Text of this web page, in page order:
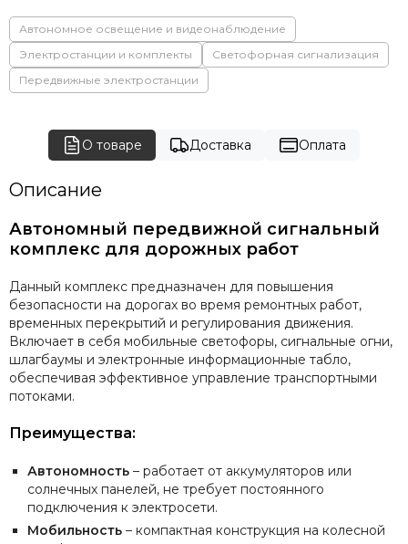
Автономное освещение и видеонаблюдение
Электростанции и комплекты
Светофорная сигнализация
Передвижные электростанции
О товаре Доставка Оплата
Описание
Автономный передвижной сигнальный
комплекс для дорожных работ
Данный комплекс предназначен для повышения
безопасности на дорогах во время ремонтных работ,
временных перекрытий и регулирования движения.
Включает в себя мобильные светофоры, сигнальные огни,
шлагбаумы и электронные информационные табло,
обеспечивая эффективное управление транспортными
потоками.
Преимущества:
Автономность – работает от аккумуляторов или
солнечных панелей, не требует постоянного
подключения к электросети.
Мобильность – компактная конструкция на колесной